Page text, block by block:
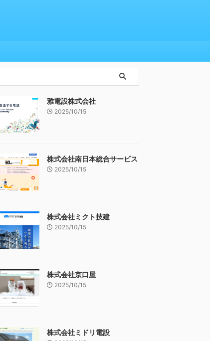
雅電設株式会社
2025/10/15
株式会社南日本総合サービス
2025/10/15
株式会社ミクト技建
2025/10/15
株式会社京口屋
2025/10/15
株式会社ミドリ電設